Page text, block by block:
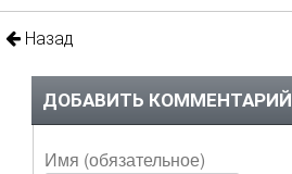
Назад
ДОБАВИТЬ КОММЕНТАРИЙ
Имя (обязательное)